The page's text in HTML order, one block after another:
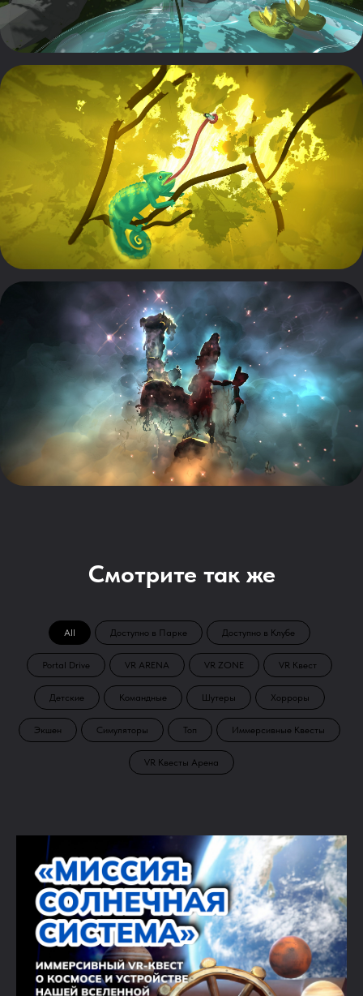
Смотрите так же
All Доступно в Парке Доступно в Клубе
Portal Drive VR ARENA VR ZONE VR Квест
Детские Командные Шутеры Хорроры
Экшен Симуляторы Топ Иммерсивные Квесты
VR Квесты Арена